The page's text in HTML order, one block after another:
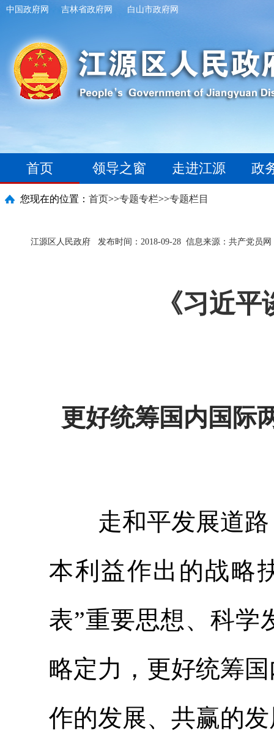
中国政府网 吉林省政府网 白山市政府网
首页 领导之窗 走进江源 政
您现在的位置： 首页>>专题专栏>>专题栏目
江源区人民政府 发布时间：2018-09-28 信息来源：共产党员
《习近
更好统筹国内国际
走和平发展道路
本利益作出的战略
表”重要思想、科学
略定力，更好统筹
作的发展、共赢的